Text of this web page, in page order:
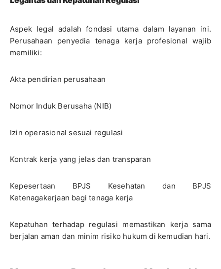
Aspek legal adalah fondasi utama dalam layanan ini.
Perusahaan penyedia tenaga kerja profesional wajib
memiliki:
Akta pendirian perusahaan
Nomor Induk Berusaha (NIB)
Izin operasional sesuai regulasi
Kontrak kerja yang jelas dan transparan
Kepesertaan BPJS Kesehatan dan BPJS
Ketenagakerjaan bagi tenaga kerja
Kepatuhan terhadap regulasi memastikan kerja sama
berjalan aman dan minim risiko hukum di kemudian hari.